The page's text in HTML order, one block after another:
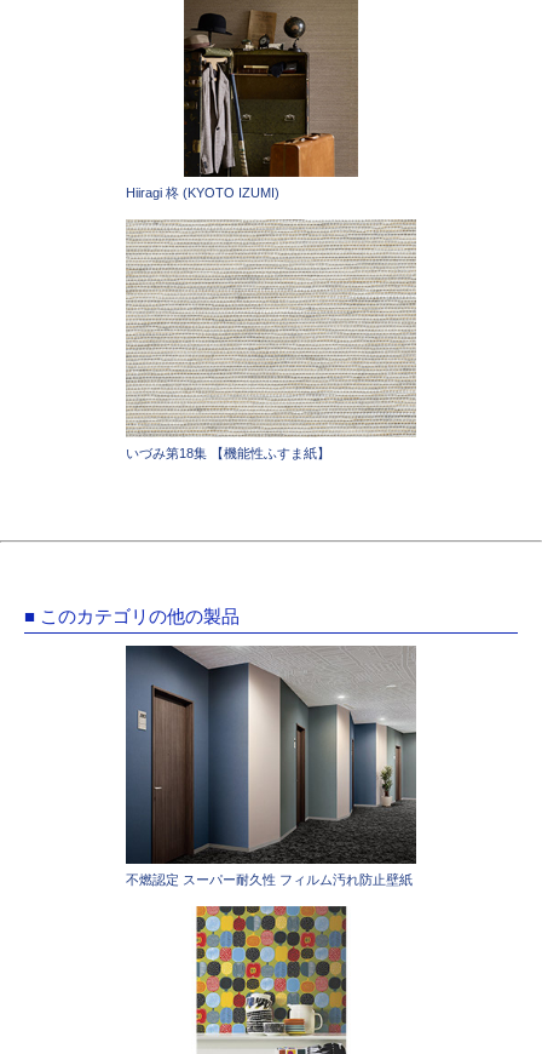
Hiiragi 柊 (KYOTO IZUMI)
いづみ第18集 【機能性ふすま紙】
■ このカテゴリの他の製品
不燃認定 スーパー耐久性 フィルム汚れ防止壁紙